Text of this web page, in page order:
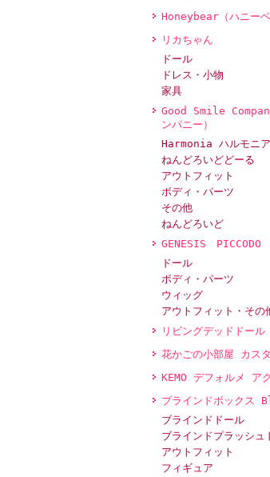
Honeybear（ハニーベ
リカちゃん
ドール
ドレス・小物
家具
Good Smile
ンパニー）
Harmonia ハルモニ
ねんどろいどどーる
アウトフィット
ボディ・パーツ
その他
ねんどろいど
GENESIS PICCODO
ドール
ボディ・パーツ
ウィッグ
アウトフィット・その
リビングデッドドール
花かごの小部屋 カス
KEMO デフォルメ ア
ブラインドボックス
ブラインドドール
ブラインドプラッシュ
アウトフィット
フィギュア